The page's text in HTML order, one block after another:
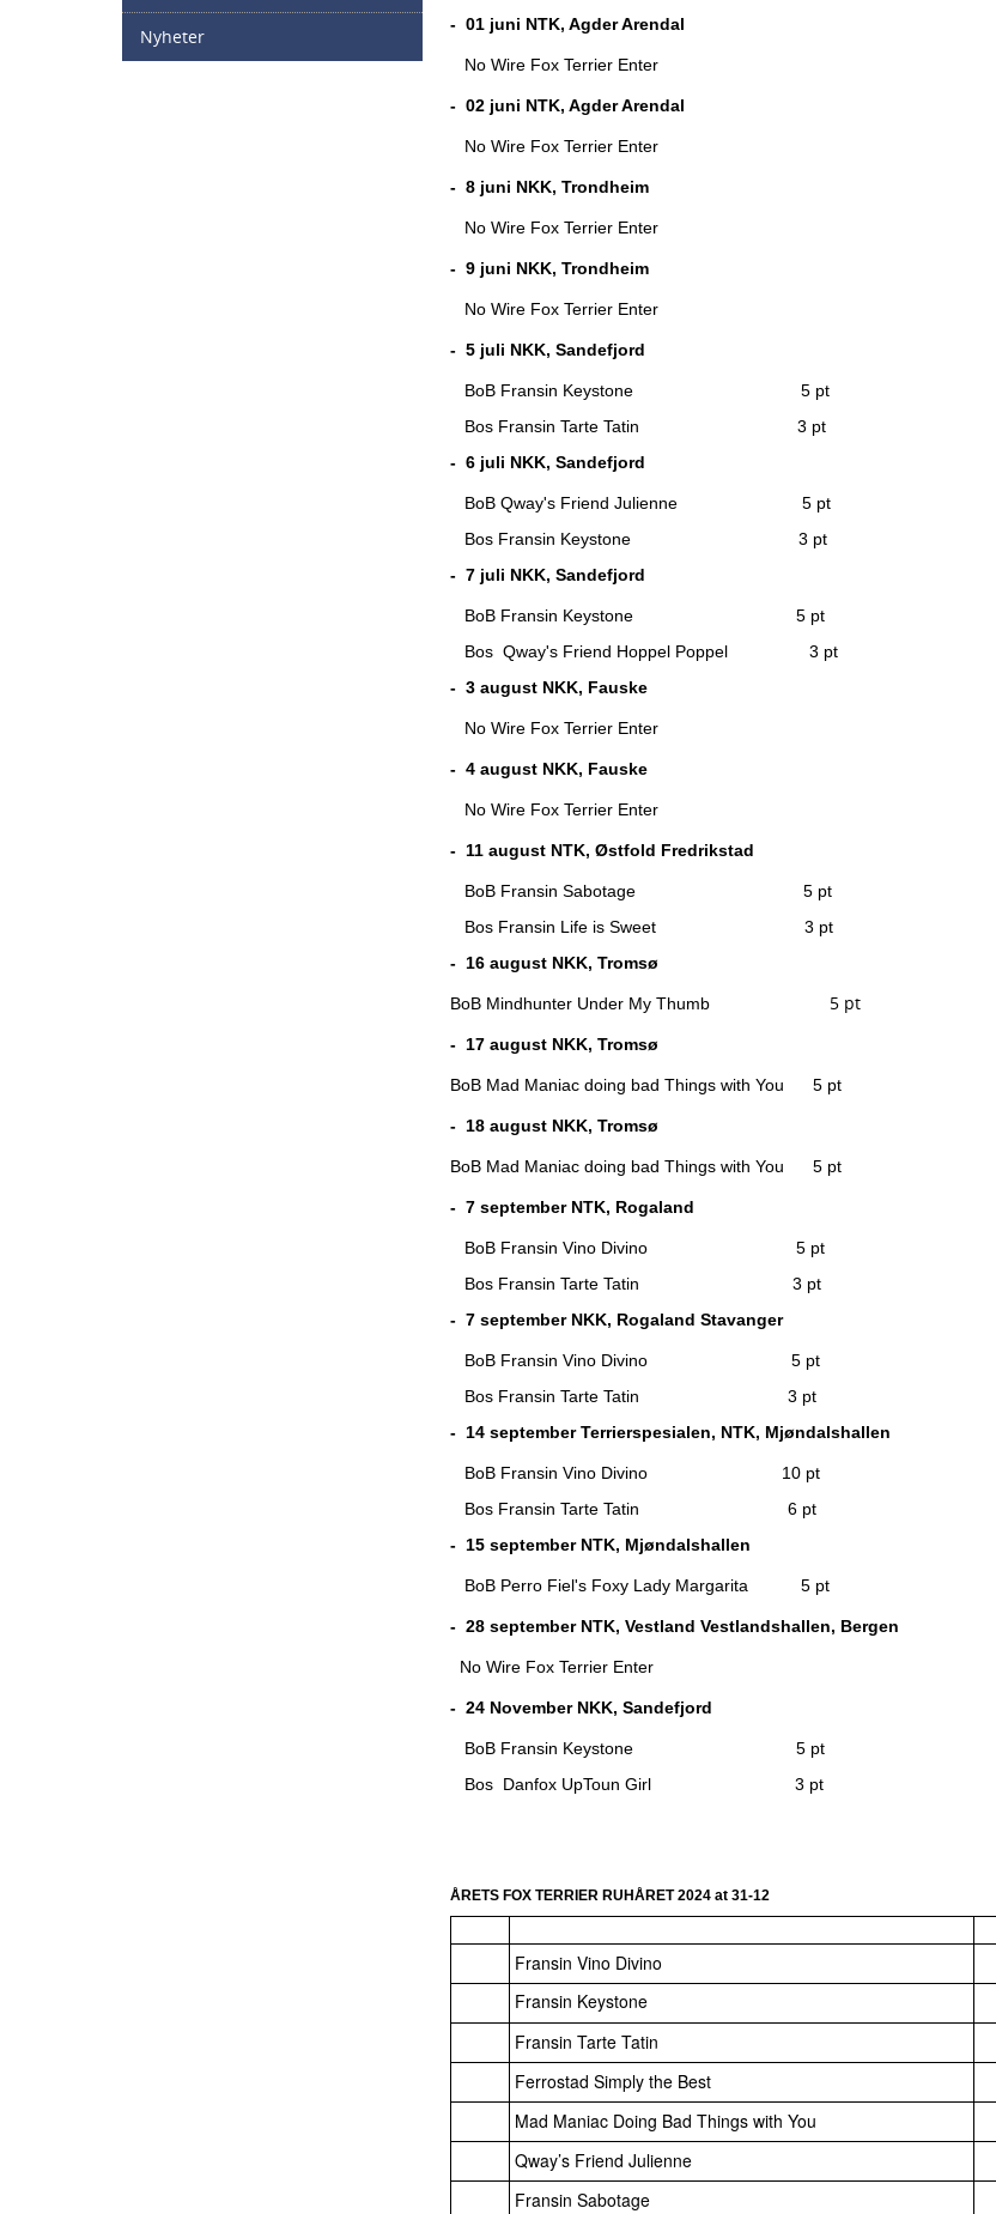
Nyheter
- 01 juni NTK, Agder Arendal
No Wire Fox Terrier Enter
- 02 juni NTK, Agder Arendal
No Wire Fox Terrier Enter
- 8 juni NKK, Trondheim
No Wire Fox Terrier Enter
- 9 juni NKK, Trondheim
No Wire Fox Terrier Enter
- 5 juli NKK, Sandefjord
BoB Fransin Keystone 5 pt
Bos Fransin Tarte Tatin 3 pt
- 6 juli NKK, Sandefjord
BoB Qway's Friend Julienne 5 pt
Bos Fransin Keystone 3 pt
- 7 juli NKK, Sandefjord
BoB Fransin Keystone 5 pt
Bos Qway's Friend Hoppel Poppel 3 pt
- 3 august NKK, Fauske
No Wire Fox Terrier Enter
- 4 august NKK, Fauske
No Wire Fox Terrier Enter
- 11 august NTK, Østfold Fredrikstad
BoB Fransin Sabotage 5 pt
Bos Fransin Life is Sweet 3 pt
- 16 august NKK, Tromsø
BoB Mindhunter Under My Thumb5 pt
- 17 august NKK, Tromsø
BoB Mad Maniac doing bad Things with You 5 pt
- 18 august NKK, Tromsø
BoB Mad Maniac doing bad Things with You 5 pt
- 7 september NTK, Rogaland
BoB Fransin Vino Divino 5 pt
Bos Fransin Tarte Tatin 3 pt
- 7 september NKK, Rogaland Stavanger
BoB Fransin Vino Divino 5 pt
Bos Fransin Tarte Tatin 3 pt
- 14 september Terrierspesialen, NTK, Mjøndalshallen
BoB Fransin Vino Divino 10 pt
Bos Fransin Tarte Tatin 6 pt
- 15 september NTK, Mjøndalshallen
BoB Perro Fiel's Foxy Lady Margarita 5 pt
- 28 september NTK, Vestland Vestlandshallen, Bergen
No Wire Fox Terrier Enter
- 24 November NKK, Sandefjord
BoB Fransin Keystone 5 pt
Bos Danfox UpToun Girl 3 pt
ÅRETS FOX TERRIER RUHÅRET 2024 at31-12
Fransin Vino Divino
Fransin Keystone
Fransin Tarte Tatin
Ferrostad Simply the Best
Mad Maniac Doing Bad Things with You
Qway’s Friend Julienne
Fransin Sabotage